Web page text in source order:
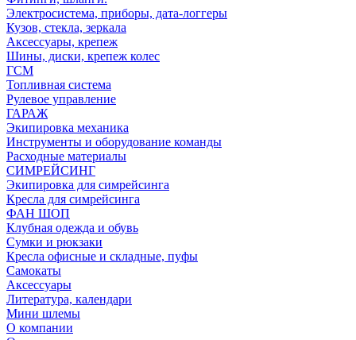
Электросистема, приборы, дата-логгеры
Кузов, стекла, зеркала
Аксессуары, крепеж
Шины, диски, крепеж колес
ГСМ
Топливная система
Рулевое управление
ГАРАЖ
Экипировка механика
Инструменты и оборудование команды
Расходные материалы
СИМРЕЙСИНГ
Экипировка для симрейсинга
Кресла для симрейсинга
ФАН ШОП
Клубная одежда и обувь
Сумки и рюкзаки
Кресла офисные и складные, пуфы
Самокаты
Аксессуары
Литература, календари
Мини шлемы
О компании